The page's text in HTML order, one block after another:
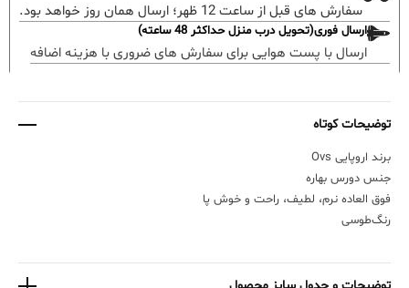
سفارش های قبل از ساعت 12 ظهر؛ ارسال همان روز خواهد بود.
ارسال فوری(تحویل درب منزل حداکثر 48 ساعته)
ارسال با پست هوایی برای سفارش های ضروری با هزینه اضافه
توضیحات کوتاه
برند اروپایی Ovs
جنس دورس بهاره
فوق العاده نرم، لطیف، راحت و خوش پا
رنگ‌طوسی